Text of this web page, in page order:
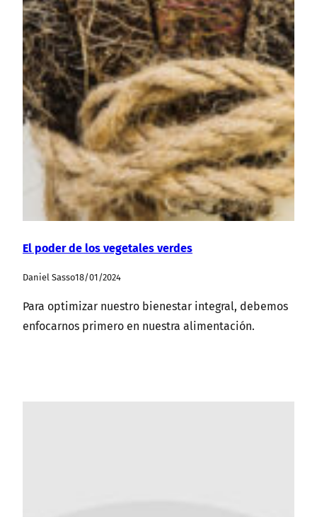
El poder de los vegetales verdes
Daniel Sasso18/01/2024
Para optimizar nuestro bienestar integral, debemos
enfocarnos primero en nuestra alimentación.